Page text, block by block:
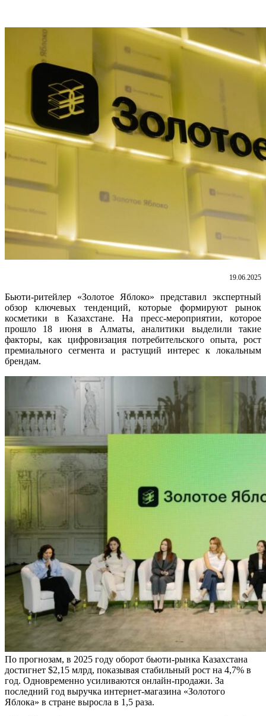
19.06.2025
Бьюти-ритейлер «Золотое Яблоко» представил экспертный
обзор ключевых тенденций, которые формируют рынок
косметики в Казахстане. На пресс-мероприятии, которое
прошло 18 июня в Алматы, аналитики выделили такие
факторы, как цифровизация потребительского опыта, рост
премиального сегмента и растущий интерес к локальным
брендам.
По прогнозам, в 2025 году оборот бьюти-рынка Казахстана
достигнет $2,15 млрд, показывая стабильный рост на 4,7% в
год. Одновременно усиливаются онлайн-продажи. За
последний год выручка интернет-магазина «Золотого
Яблока» в стране выросла в 1,5 раза.